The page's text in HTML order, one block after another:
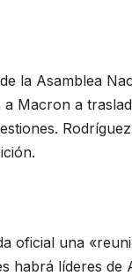
la Asamblea
Macron a
oficial una
habrá líderes de